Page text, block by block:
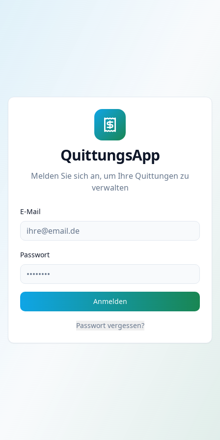
QuittungsApp
Melden Sie sich an, um Ihre Quittungen zu
verwalten
E-Mail
Passwort
Anmelden
Passwort vergessen?